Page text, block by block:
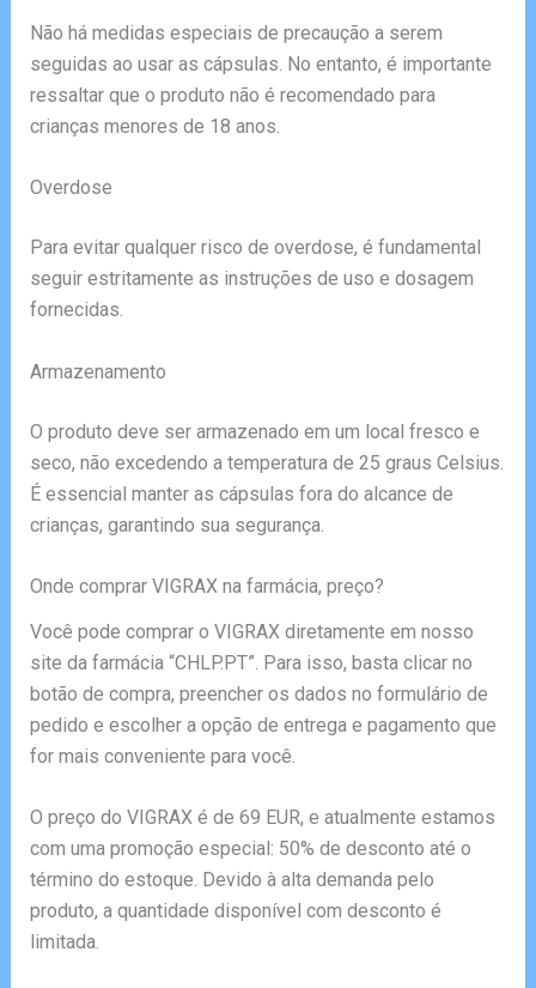
Não há medidas especiais de precaução a serem
seguidas ao usar as cápsulas. No entanto, é importante
ressaltar que o produto não é recomendado para
crianças menores de 18 anos.
Overdose
Para evitar qualquer risco de overdose, é fundamental
seguir estritamente as instruções de uso e dosagem
fornecidas.
Armazenamento
O produto deve ser armazenado em um local fresco e
seco, não excedendo a temperatura de 25 graus Celsius.
É essencial manter as cápsulas fora do alcance de
crianças, garantindo sua segurança.
Onde comprar VIGRAX na farmácia, preço?
Você pode comprar o VIGRAX diretamente em nosso
site da farmácia “CHLP.PT”. Para isso, basta clicar no
botão de compra, preencher os dados no formulário de
pedido e escolher a opção de entrega e pagamento que
for mais conveniente para você.
O preço do VIGRAX é de 69 EUR, e atualmente estamos
com uma promoção especial: 50% de desconto até o
término do estoque. Devido à alta demanda pelo
produto, a quantidade disponível com desconto é
limitada.